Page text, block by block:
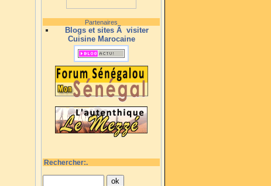
Partenaires
Blogs et sites Ã visiter
Cuisine Marocaine
Rechercher:.